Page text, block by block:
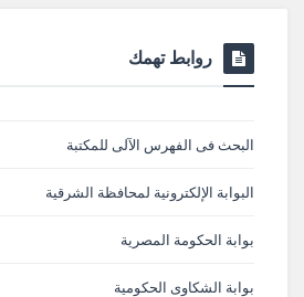
روابط تهمك
البحث فى الفهرس الآلى للمكتبة
البوابة الإلكترونية لمحافظة الشرقية
بوابة الحكومة المصرية
بوابة الشكاوى الحكومية